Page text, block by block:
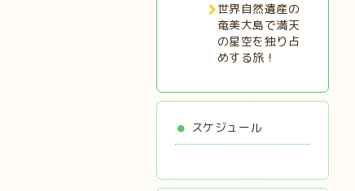
世界自然遺産の
奄美大島で満天
の星空を独り占
めする旅！
スケジュール